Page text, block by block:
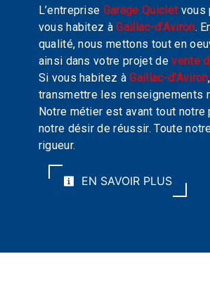
L’entreprise Garage Quicletvous
vous habitez àGaillac-d'Aviron.
qualité, nous mettons tout en
ainsi dans votre projet devente
Si vous habitez àGaillac-d'Aviron
transmettre les
Notre métier est avant tout
notre désir de réussir. Toute
rigueur.
EN SAVOIR PLUS